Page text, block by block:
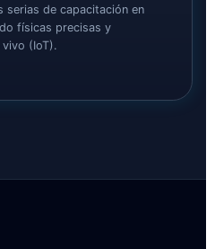
serias de capacitación en
físicas precisas y
(IoT).